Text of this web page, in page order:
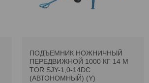
ПОДЪЕМНИК НОЖНИЧНЫЙ
ПЕРЕДВИЖНОЙ 1000 КГ 14 М
TOR SJY-1,0-14DC
(АВТОНОМНЫЙ) (Y)